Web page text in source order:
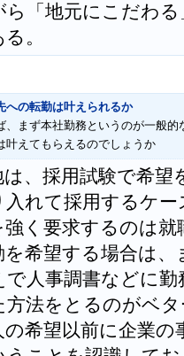
ら「地元にこだわ
。
への転勤は叶えられるか
、まず本社勤務というのが一般
叶えてもらえるのでしょうか
は、採用試験で希
入れて採用するケ
強く要求するのは
を希望する場合は
で人事調書などに
方法をとるのがベ
の希望以前に企業